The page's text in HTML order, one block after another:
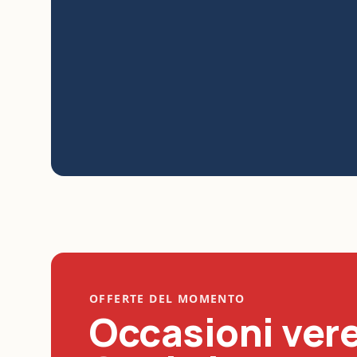
OFFERTE DEL MOMENTO
Occasioni